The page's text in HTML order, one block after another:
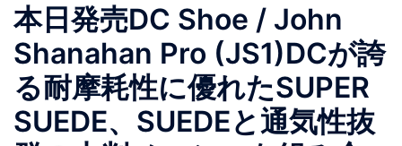
本日発売DC Shoe / John
Shanahan Pro (JS1)DCが誇
る耐摩耗性に優れたSUPER
SUEDE、SUEDEと通気性抜